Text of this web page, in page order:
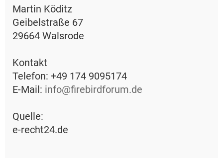
Martin Köditz
Geibelstraße 67
29664 Walsrode
Kontakt
Telefon: +49 174 9095174
E-Mail: info@firebirdforum.de
Quelle:
e-recht24.de